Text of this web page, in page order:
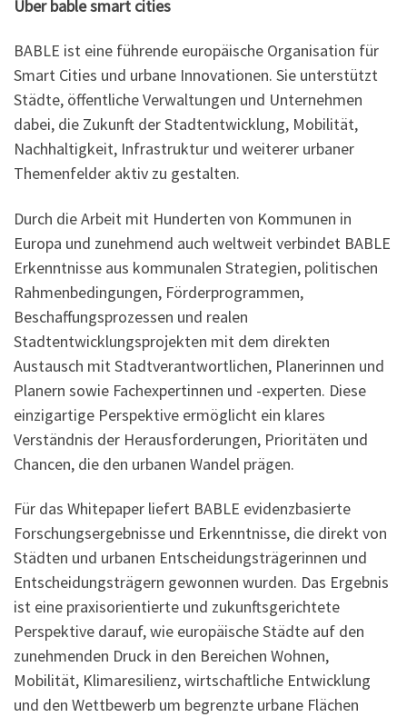
Über bable smart cities
BABLE ist eine führende europäische Organisation für
Smart Cities und urbane Innovationen. Sie unterstützt
Städte, öffentliche Verwaltungen und Unternehmen
dabei, die Zukunft der Stadtentwicklung, Mobilität,
Nachhaltigkeit, Infrastruktur und weiterer urbaner
Themenfelder aktiv zu gestalten.
Durch die Arbeit mit Hunderten von Kommunen in
Europa und zunehmend auch weltweit verbindet BABLE
Erkenntnisse aus kommunalen Strategien, politischen
Rahmenbedingungen, Förderprogrammen,
Beschaffungsprozessen und realen
Stadtentwicklungsprojekten mit dem direkten
Austausch mit Stadtverantwortlichen, Planerinnen und
Planern sowie Fachexpertinnen und -experten. Diese
einzigartige Perspektive ermöglicht ein klares
Verständnis der Herausforderungen, Prioritäten und
Chancen, die den urbanen Wandel prägen.
Für das Whitepaper liefert BABLE evidenzbasierte
Forschungsergebnisse und Erkenntnisse, die direkt von
Städten und urbanen Entscheidungsträgerinnen und
Entscheidungsträgern gewonnen wurden. Das Ergebnis
ist eine praxisorientierte und zukunftsgerichtete
Perspektive darauf, wie europäische Städte auf den
zunehmenden Druck in den Bereichen Wohnen,
Mobilität, Klimaresilienz, wirtschaftliche Entwicklung
und den Wettbewerb um begrenzte urbane Flächen